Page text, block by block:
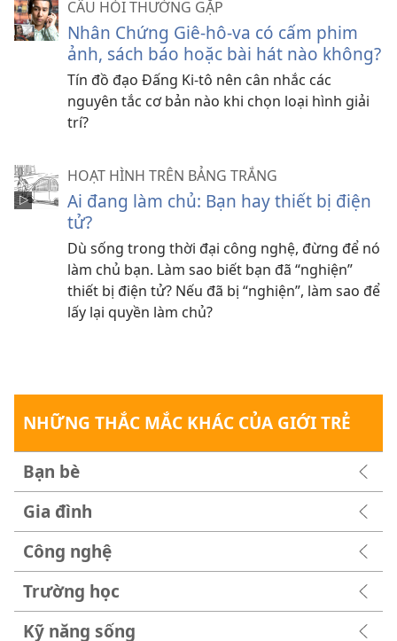
CÂU HỎI THƯỜNG GẶP
Nhân Chứng Giê-hô-va có cấm phim
ảnh, sách báo hoặc bài hát nào không?
Tín đồ đạo Đấng Ki-tô nên cân nhắc các
nguyên tắc cơ bản nào khi chọn loại hình giải
trí?
HOẠT HÌNH TRÊN BẢNG TRẮNG
Ai đang làm chủ: Bạn hay thiết bị điện
tử?
Dù sống trong thời đại công nghệ, đừng để nó
làm chủ bạn. Làm sao biết bạn đã “nghiện”
thiết bị điện tử? Nếu đã bị “nghiện”, làm sao để
lấy lại quyền làm chủ?
NHỮNG THẮC MẮC KHÁC CỦA GIỚI TRẺ
Bạn bè
Gia đình
Công nghệ
Trường học
Kỹ năng sống